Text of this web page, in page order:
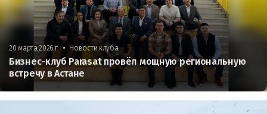
20 марта 2026 г. • Новости клуба
Бизнес-клуб Parasat провёл мощную региональную
встречу в Астане